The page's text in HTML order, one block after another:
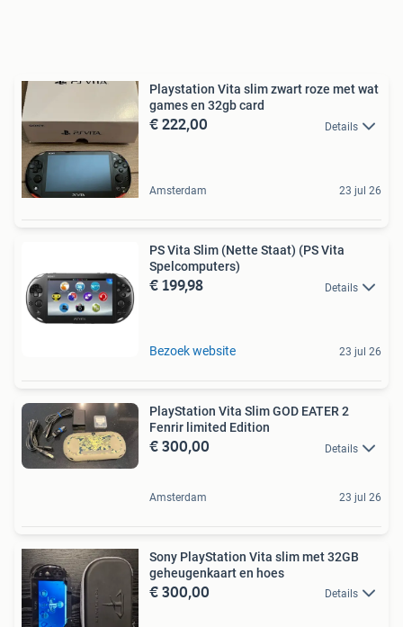
Playstation Vita slim zwart roze met wat
games en 32gb card
€ 222,00 Details
Amsterdam 23 jul 26
PS Vita Slim (Nette Staat) (PS Vita
Spelcomputers)
€ 199,98 Details
Bezoek website 23 jul 26
PlayStation Vita Slim GOD EATER 2
Fenrir limited Edition
€ 300,00 Details
Amsterdam 23 jul 26
Sony PlayStation Vita slim met 32GB
geheugenkaart en hoes
€ 300,00 Details